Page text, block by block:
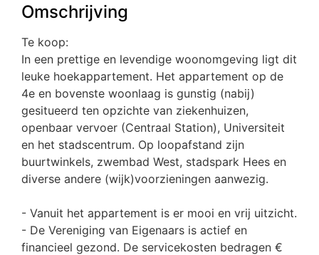
Omschrijving
Te koop:
In een prettige en levendige woonomgeving ligt dit
leuke hoekappartement. Het appartement op de
4e en bovenste woonlaag is gunstig (nabij)
gesitueerd ten opzichte van ziekenhuizen,
openbaar vervoer (Centraal Station), Universiteit
en het stadscentrum. Op loopafstand zijn
buurtwinkels, zwembad West, stadspark Hees en
diverse andere (wijk)voorzieningen aanwezig.
- Vanuit het appartement is er mooi en vrij uitzicht.
- De Vereniging van Eigenaars is actief en
financieel gezond. De servicekosten bedragen €